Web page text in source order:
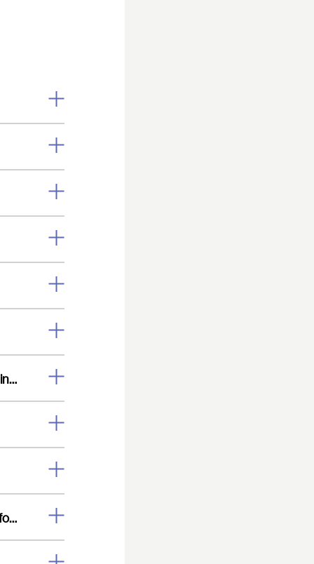
De betaling is afgeschreven maar ik heb geen kaarten en geen bevestigingsmail ontvangen.
Ik heb mijn kaarten niet geprint, kan ik de e-tickets laten zien op mijn telefoon?